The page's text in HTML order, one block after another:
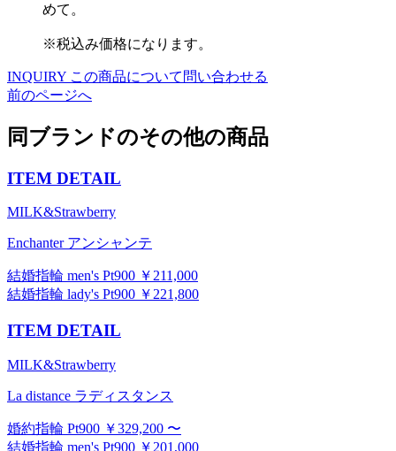
めて。
※税込み価格になります。
INQUIRY この商品について問い合わせる
前のページへ
同ブランドのその他の商品
ITEM DETAIL
MILK&Strawberry
Enchanter アンシャンテ
結婚指輪 men's Pt900 ￥211,000
結婚指輪 lady's Pt900 ￥221,800
ITEM DETAIL
MILK&Strawberry
La distance ラディスタンス
婚約指輪 Pt900 ￥329,200 〜
結婚指輪 men's Pt900 ￥201,000